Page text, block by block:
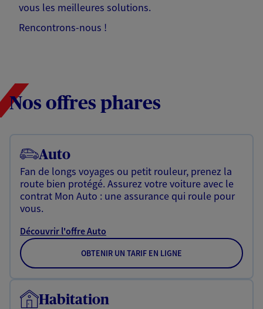
vous les meilleures solutions.
Rencontrons-nous !
Nos offres phares
Auto
Fan de longs voyages ou petit rouleur, prenez la
route bien protégé. Assurez votre voiture avec le
contrat Mon Auto : une assurance qui roule pour
vous.
Découvrir l'offre Auto
OBTENIR UN TARIF EN LIGNE
Habitation